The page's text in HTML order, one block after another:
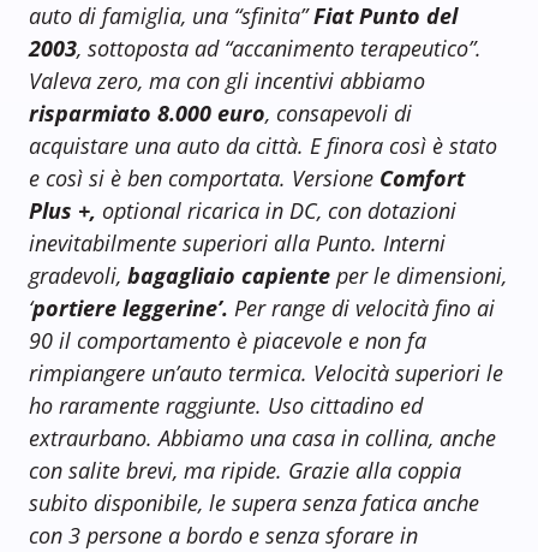
auto di famiglia, una “sfinita”Fiat Punto del
2003, sottoposta ad “accanimento terapeutico”.
Valeva zero, ma con gli incentivi abbiamo
risparmiato 8.000 euro, consapevoli di
acquistare una auto da città. E finora così è stato
e così si è ben comportata. Versione Comfort
Plus +, optional ricarica in DC, con dotazioni
inevitabilmente superiori alla Punto. Interni
gradevoli, bagagliaio capiente per le dimensioni,
‘portiere leggerine’. Per range di velocità fino ai
90 il comportamento è piacevole e non fa
rimpiangere un’auto termica. Velocità superiori le
ho raramente raggiunte. Uso cittadino ed
extraurbano. Abbiamo una casa in collina, anche
con salite brevi, ma ripide. Grazie alla coppia
subito disponibile, le supera senza fatica anche
con 3 persone a bordo e senza sforare in